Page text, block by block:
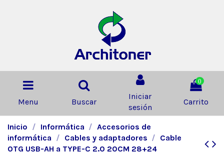
Menu Buscar
Iniciar
sesión
0
Carrito
Inicio Informática
Accesorios de
informática
Cables y adaptadores
Cable
OTG USB-AH a TYPE-C 2.0 20CM 28+24